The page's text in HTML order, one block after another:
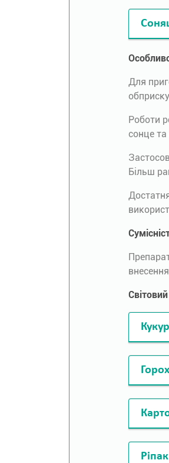
Для
Роботи
сонце
Більш
Горох
Ріпак